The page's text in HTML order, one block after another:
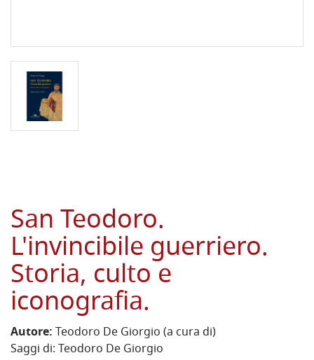
San Teodoro.
L'invincibile guerriero.
Storia, culto e
iconografia.
Autore:Teodoro De Giorgio (a cura di)
Saggi di: Teodoro De Giorgio